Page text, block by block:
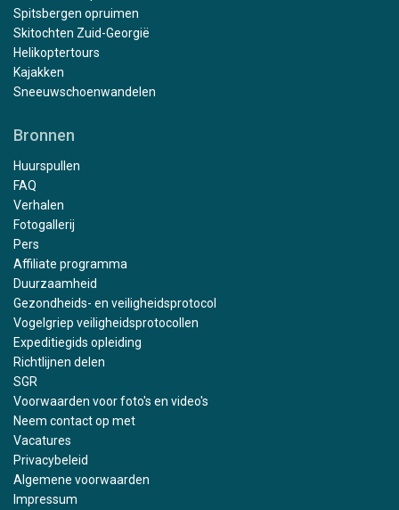
Spitsbergen opruimen
Skitochten Zuid-Georgië
Helikoptertours
Kajakken
Sneeuwschoenwandelen
Bronnen
Huurspullen
FAQ
Verhalen
Fotogallerij
Pers
Affiliate programma
Duurzaamheid
Gezondheids- en veiligheidsprotocol
Vogelgriep veiligheidsprotocollen
Expeditiegids opleiding
Richtlijnen delen
SGR
Voorwaarden voor foto's en video's
Neem contact op met
Vacatures
Privacybeleid
Algemene voorwaarden
Impressum